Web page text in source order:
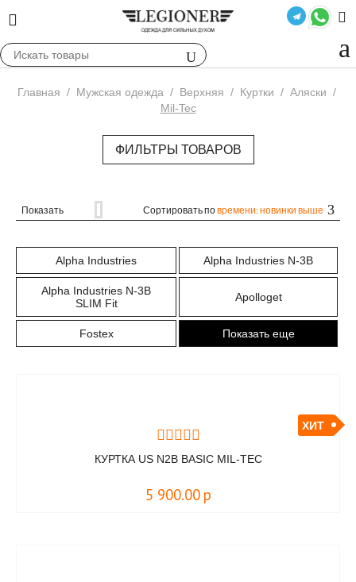
Главная / Мужская одежда / Верхняя / Куртки / Аляски /
Mil-Tec
ФИЛЬТРЫ ТОВАРОВ
Показать Сортировать повремени: новинки выше
Alpha Industries Alpha Industries N-3B
Alpha Industries N-3B
SLIM Fit
Apolloget
Fostex Показать еще
ХИТ
КУРТКА US N2B BASIC MIL-TEC
5 900.00 р